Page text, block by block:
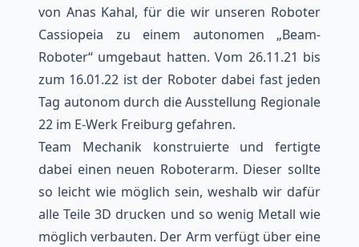
von Anas Kahal, für die wir unseren Roboter
Cassiopeia zu einem autonomen „Beam-
Roboter“ umgebaut hatten. Vom 26.11.21 bis
zum 16.01.22 ist der Roboter dabei fast jeden
Tag autonom durch die Ausstellung Regionale
22 im E-Werk Freiburg gefahren.
Team Mechanik konstruierte und fertigte
dabei einen neuen Roboterarm. Dieser sollte
so leicht wie möglich sein, weshalb wir dafür
alle Teile 3D drucken und so wenig Metall wie
möglich verbauten. Der Arm verfügt über eine